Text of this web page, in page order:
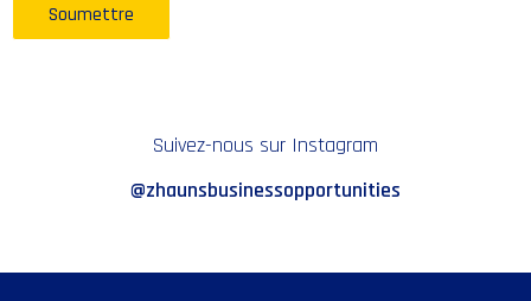
Suivez-nous sur Instagram
@zhaunsbusinessopportunities